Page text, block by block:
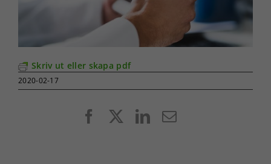
Skriv ut eller skapa pdf
2020-02-17
FacebookLinkedIn
E-